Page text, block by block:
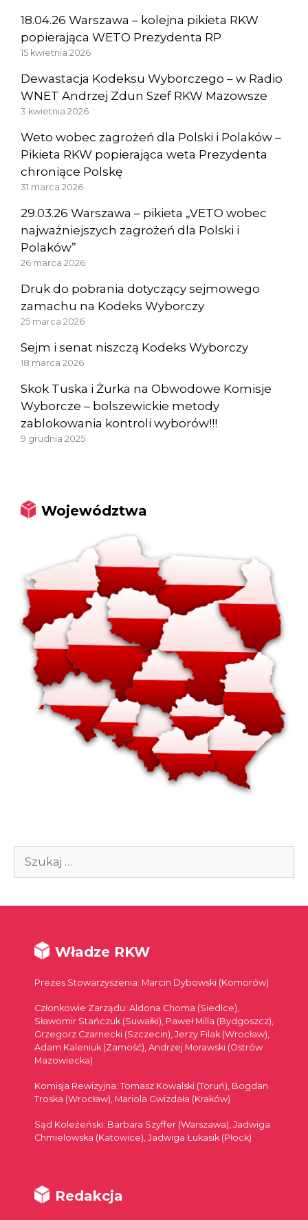
18.04.26 Warszawa – kolejna pikieta RKW
popierająca WETO Prezydenta RP
15 kwietnia 2026
Dewastacja Kodeksu Wyborczego – w Radio
WNET Andrzej Zdun Szef RKW Mazowsze
3 kwietnia 2026
Weto wobec zagrożeń dla Polski i Polaków –
Pikieta RKW popierająca weta Prezydenta
chroniące Polskę
31 marca 2026
29.03.26 Warszawa – pikieta „VETO wobec
najważniejszych zagrożeń dla Polski i
Polaków”
26 marca 2026
Druk do pobrania dotyczący sejmowego
zamachu na Kodeks Wyborczy
25 marca 2026
Sejm i senat niszczą Kodeks Wyborczy
18 marca 2026
Skok Tuska i Żurka na Obwodowe Komisje
Wyborcze – bolszewickie metody
zablokowania kontroli wyborów!!!
9 grudnia 2025
Województwa
Szukaj:
Władze RKW
Prezes Stowarzyszenia: Marcin Dybowski (Komorów)
Członkowie Zarządu: Aldona Choma (Siedlce),
Sławomir Stańczuk (Suwałki), Paweł Milla (Bydgoszcz),
Grzegorz Czarnecki (Szczecin), Jerzy Filak (Wrocław),
Adam Kaleniuk (Zamość), Andrzej Morawski (Ostrów
Mazowiecka)
Komisja Rewizyjna: Tomasz Kowalski (Toruń), Bogdan
Troska (Wrocław), Mariola Gwizdała (Kraków)
Sąd Koleżeński: Barbara Szyffer (Warszawa), Jadwiga
Chmielowska (Katowice), Jadwiga Łukasik (Płock)
Redakcja